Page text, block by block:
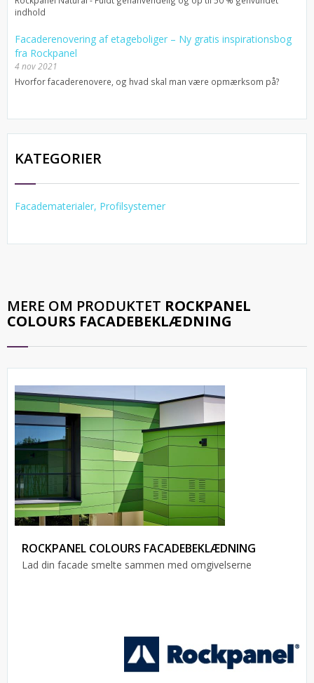
indhold
Facaderenovering af etageboliger – Ny gratis inspirationsbog
fra Rockpanel
4 nov 2021
Hvorfor facaderenovere, og hvad skal man være opmærksom på?
KATEGORIER
Facadematerialer, Profilsystemer
MERE OM PRODUKTET ROCKPANEL
COLOURS FACADEBEKLÆDNING
ROCKPANEL COLOURS FACADEBEKLÆDNING
Lad din facade smelte sammen med omgivelserne